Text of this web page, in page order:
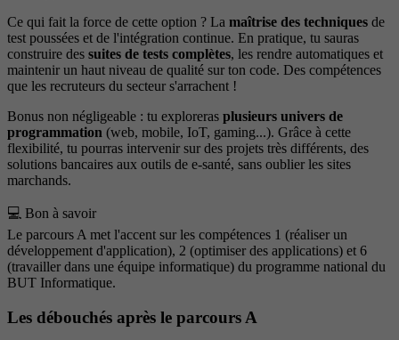
Ce qui fait la force de cette option ? La maîtrise des techniques de
test poussées et de l'intégration continue. En pratique, tu sauras
construire des suites de tests complètes, les rendre automatiques et
maintenir un haut niveau de qualité sur ton code. Des compétences
que les recruteurs du secteur s'arrachent !
Bonus non négligeable : tu exploreras plusieurs univers de
programmation (web, mobile, IoT, gaming...). Grâce à cette
flexibilité, tu pourras intervenir sur des projets très différents, des
solutions bancaires aux outils de e-santé, sans oublier les sites
marchands.
💻 Bon à savoir
Le parcours A met l'accent sur les compétences 1 (réaliser un
développement d'application), 2 (optimiser des applications) et 6
(travailler dans une équipe informatique) du programme national du
BUT Informatique.
Les débouchés après le parcours A